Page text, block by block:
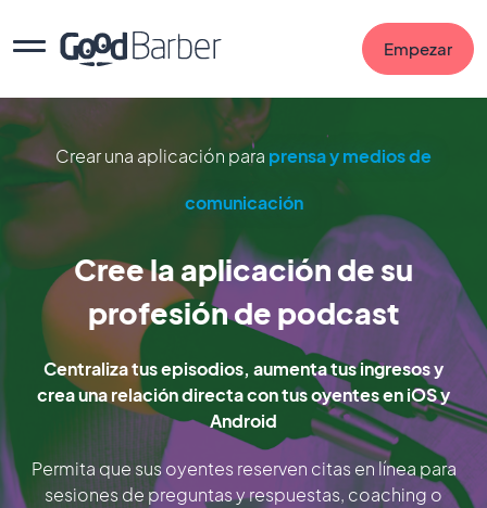
Empezar
Crear una aplicación para prensa y medios de
comunicación
Cree la aplicación de su
profesión de podcast
Centraliza tus episodios, aumenta tus ingresos y
crea una relación directa con tus oyentes en iOS y
Android
Permita que sus oyentes reserven citas en línea para
sesiones de preguntas y respuestas, coaching o